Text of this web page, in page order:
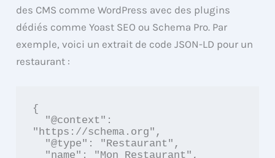
des CMS comme WordPress avec des plugins
dédiés comme Yoast SEO ou Schema Pro. Par
exemple, voici un extrait de code JSON-LD pour un
restaurant :
{
"https://schema.org",